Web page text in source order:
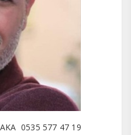
0535 577 47 19